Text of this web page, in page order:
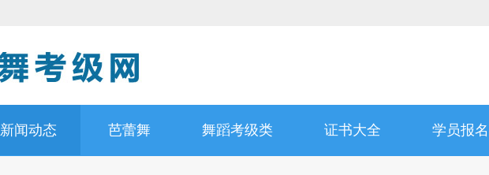
新闻动态 芭蕾舞 舞蹈考级类 证书大全 学员报名